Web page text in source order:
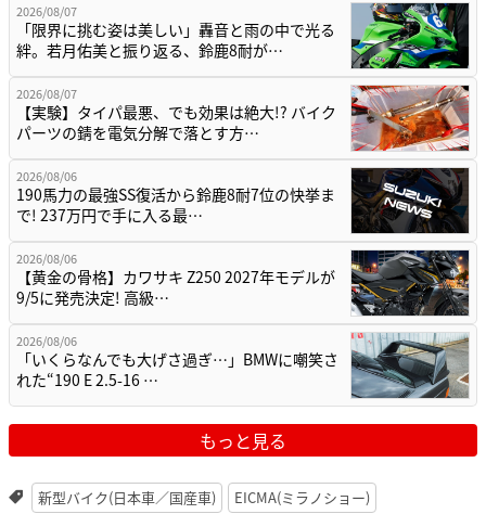
2026/08/07
「限界に挑む姿は美しい」轟音と雨の中で光る
絆。若月佑美と振り返る、鈴鹿8耐が…
2026/08/07
【実験】タイパ最悪、でも効果は絶大!? バイク
パーツの錆を電気分解で落とす方…
2026/08/06
190馬力の最強SS復活から鈴鹿8耐7位の快挙ま
で! 237万円で手に入る最…
2026/08/06
【黄金の骨格】カワサキ Z250 2027年モデルが
9/5に発売決定! 高級…
2026/08/06
「いくらなんでも大げさ過ぎ…」BMWに嘲笑さ
れた“190 E 2.5-16 …
もっと見る
新型バイク(日本車／国産車)
EICMA(ミラノショー)